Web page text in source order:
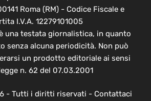
Roma (RM) - Codice Fiscale e
I.V.A. 12279101005
una testata giornalistica, in quanto
senza alcuna periodicità. Non può
un prodotto editoriale ai sensi
n. 62 del 07.03.2001
- Tutti i diritti riservati - Contattaci